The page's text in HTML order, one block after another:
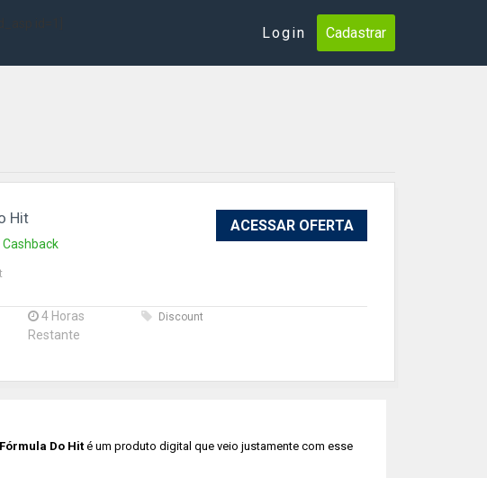
Login Cadastrar
Hit
Cashback
ACESSAR OFERTA
4 Horas
Restante
Discount
Do Hité um produto digital que veio justamente com esse